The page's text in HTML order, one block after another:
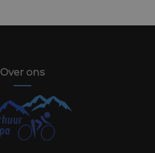
Over ons